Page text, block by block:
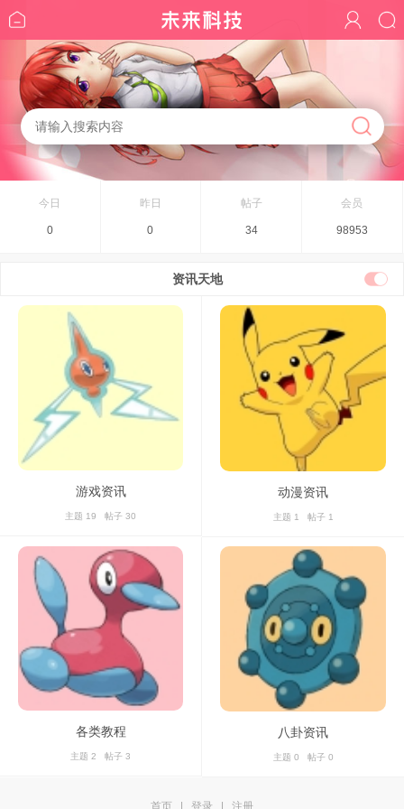
今日
0
昨日
0
帖子
34
会员
98953
资讯天地
游戏资讯
主题 19 帖子 30
动漫资讯
主题 1 帖子 1
各类教程
主题 2 帖子 3
八卦资讯
主题 0 帖子 0
首页 登录 注册